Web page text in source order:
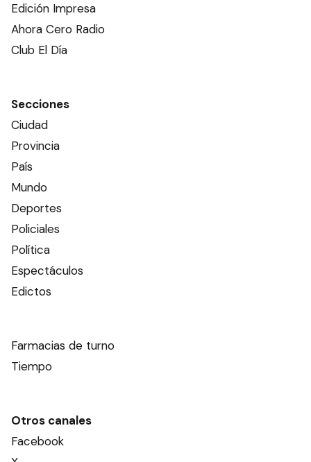
Edición Impresa
Ahora Cero Radio
Club El Día
Secciones
Ciudad
Provincia
País
Mundo
Deportes
Policiales
Política
Espectáculos
Edictos
Farmacias de turno
Tiempo
Otros canales
Facebook